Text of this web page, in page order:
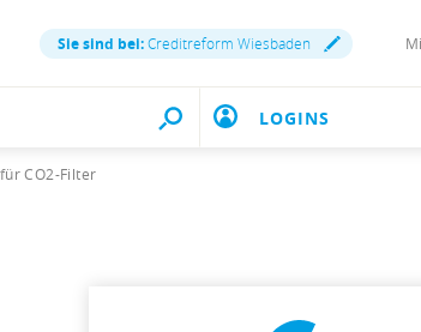
Sie sind bei:Creditreform Wiesbaden
LOGINS
CO2-Filter